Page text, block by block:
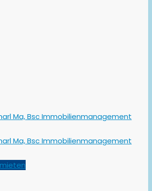
Ma, Bsc Immobilienmanagement
Ma, Bsc Immobilienmanagement